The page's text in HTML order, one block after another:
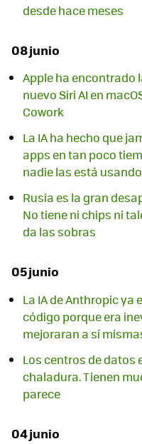
desde hace meses
08 junio
Apple ha encontrado
nuevo Siri AI en
Cowork
La IA ha hecho que
apps en tan poco
nadie las está usando
Rusia es la gran
No tiene ni chips ni
da las sobras
05 junio
La IA de Anthropic ya
código porque era
mejoraran a sí
Los centros de datos
chaladura. Tienen
parece
04 junio